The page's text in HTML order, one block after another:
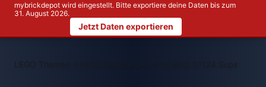
mybrickdepot wird eingestellt. Bitte exportiere deine Daten bis zum
31. August 2026.
Jetzt Daten exportieren
LEGO Themen > LEGO 31124 Super-Mech